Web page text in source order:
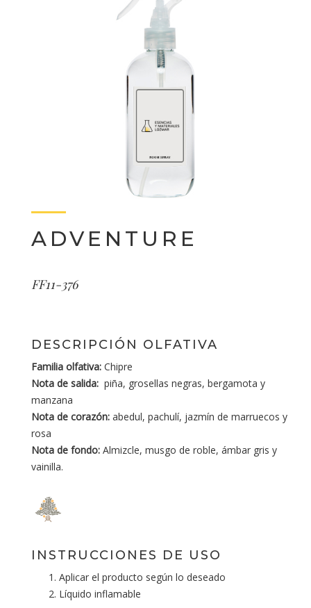
ADVENTURE
FF11-376
DESCRIPCIÓN OLFATIVA
Familia olfativa: Chipre
Nota de salida: piña, grosellas negras, bergamota y
manzana
Nota de corazón: abedul, pachulí, jazmín de marruecos y
rosa
Nota de fondo: Almizcle, musgo de roble, ámbar gris y
vainilla.
INSTRUCCIONES DE USO
Aplicar el producto según lo deseado
Líquido inflamable